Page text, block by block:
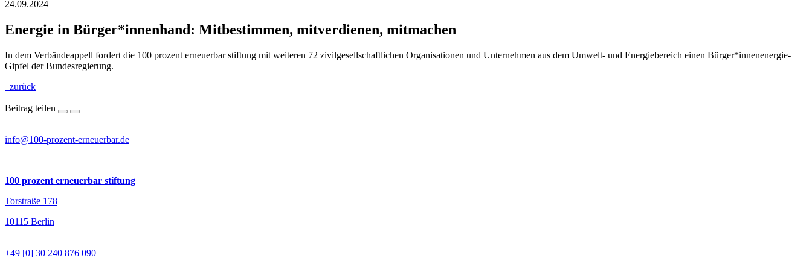
24.09.2024
Energie in Bürger*innenhand: Mitbestimmen, mitverdienen, mitmachen
In dem Verbändeappell fordert die 100 prozent erneuerbar stiftung mit weiteren 72 zivilgesellschaftlichen Organisationen und Unternehmen aus dem Umwelt- und Energiebereich einen Bürger*innenenergie-
Gipfel der Bundesregierung.
zurück
Beitrag teilen
info@100-prozent-erneuerbar.de
100 prozent erneuerbar stiftung
Torstraße 178
10115 Berlin
+49 [0] 30 240 876 090